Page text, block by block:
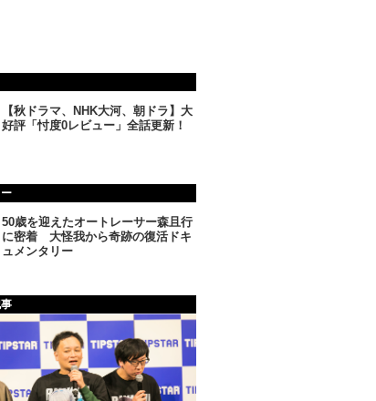
【秋ドラマ、NHK大河、朝ドラ】大
好評「忖度0レビュー」全話更新！
50歳を迎えたオートレーサー森且行
に密着 大怪我から奇跡の復活ドキ
ュメンタリー